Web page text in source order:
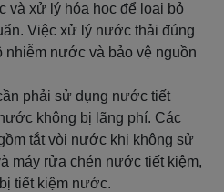
và xử lý hóa học để loại bỏ
Việc xử lý nước thải đúng
nhiễm nước và bảo vệ nguồn
phải sử dụng nước tiết
không bị lãng phí. Các
tắt vòi nước khi không sử
máy rửa chén nước tiết kiệm,
tiết kiệm nước.